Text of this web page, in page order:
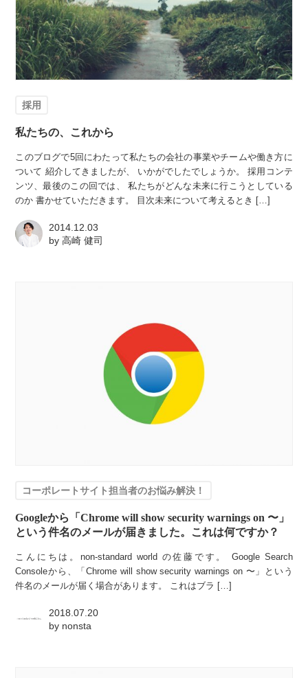
採用
私たちの、これから
このブログで5回にわたって私たちの会社の事業やチームや働き方に
ついて 紹介してきましたが、 いかがでしたでしょうか。 採用コンテ
ンツ、最後のこの回では、 私たちがどんな未来に行こうとしている
のか 書かせていただきます。 目次未来について考えるとき […]
2014.12.03
by高崎 健司
コーポレートサイト担当者のお悩み解決！
Googleから「Chrome will show security warnings on 〜」
という件名のメールが届きました。これは何ですか？
こんにちは。non-standard world の佐藤です。 Google Search
Consoleから、「Chrome will show security warnings on 〜」という
件名のメールが届く場合があります。 これはブラ […]
2018.07.20
by nonsta